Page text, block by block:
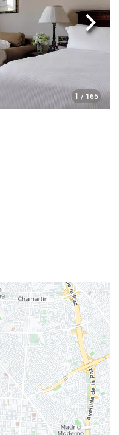
1 / 165